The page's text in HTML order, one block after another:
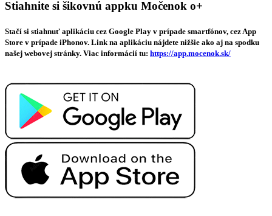
Stiahnite si šikovnú appku Močenok o+
Stačí si stiahnuť aplikáciu cez Google Play v prípade smartfónov, cez App
Store v prípade iPhonov. Link na aplikáciu nájdete nižšie ako aj na spodku
našej webovej stránky. Viac informácií tu: https://app.mocenok.sk/